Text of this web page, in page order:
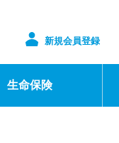
新規会員登録
生命保険